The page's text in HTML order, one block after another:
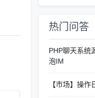
热门问答
PHP聊天系统
泡IM
【市场】操